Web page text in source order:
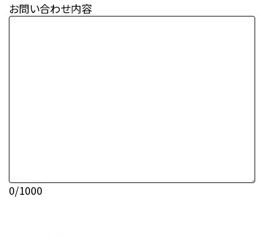
お問い合わせ内容
0/1000